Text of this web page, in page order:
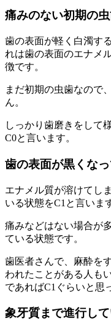
痛みのない初期の
歯の表面が軽く白濁す
れは歯の表面のエナメ
徴です。
まだ初期の虫歯なので
ん。
しっかり歯磨きをして
C0と言います。
歯の表面が黒くな
エナメル質が溶けてし
いる状態をC1と言いま
痛みなどはない場合が
ている状態です。
歯医者さんで、麻酔を
われたことがある人も
であればC1ぐらいと思
象牙質まで進行し